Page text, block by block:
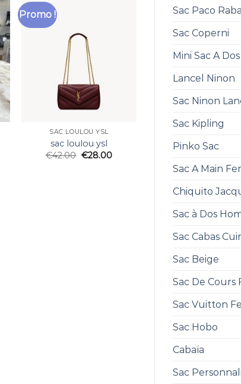
Sac Paco
Sac Coperni
Mini Sac A Dos
Lancel Ninon
Sac Ninon
Sac Kipling
Pinko Sac
Sac A Main
Chiquito
Sac à Dos
Sac Cabas Cuir
Sac Beige
Sac De Cours
Sac Vuitton
Sac Hobo
Cabaïa
Sac
Promo !
SAC LOULOU YSL
sac loulou ysl
€42.00 €28.00